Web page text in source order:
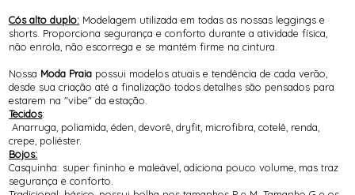
Cós alto duplo: Modelagem utilizada em todas as nossas leggings e
shorts. Proporciona segurança e conforto durante a atividade física,
não enrola, não escorrega e se mantém firme na cintura.
Nossa Moda Praia possui modelos atuais e tendência de cada verão,
desde sua criação até a finalização todos detalhes são pensados para
estarem na "vibe" da estação.
Tecidos:
Anarruga, poliamida, éden, devorê, dryfit, microfibra, cotelê, renda,
crepe, poliéster.
Bojos:
Casquinha: super fininho e maleável, adiciona pouco volume, mas traz
segurança e conforto.